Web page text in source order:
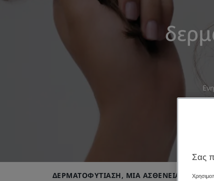
ΔΕΡΜΑΤΟΦΥΤΊΑΣΗ, ΜΙΑ ΑΣΘΈΝΕΙΑ ΤΟΥ
Σας